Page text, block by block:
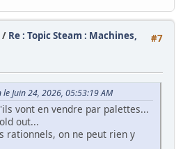
#7
/ Re : Topic Steam : Machines,
Juin 24, 2026, 05:53:19 AM
vont en vendre par palettes...
out...
rationnels, on ne peut rien y